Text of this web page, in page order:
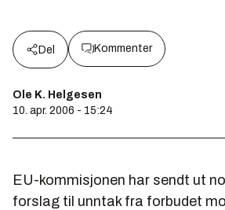
Del Kommenter
Ole K. Helgesen
10. apr. 2006 - 15:24
EU-kommisjonen har sendt ut
forslag til unntak fra forbudet